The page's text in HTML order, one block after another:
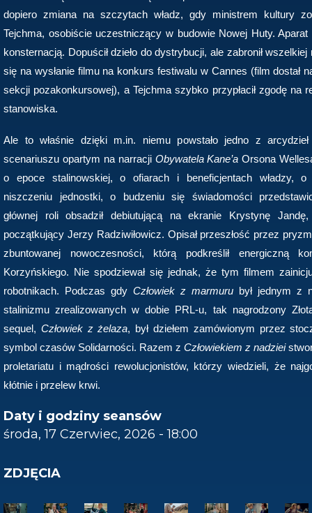
dopiero zmiana na szczytach władz, gdy ministrem kultury
Tejchma, osobiście uczestniczący w budowie Nowej Huty. Aparat
konsternacją. Dopuścił dzieło do dystrybucji, ale zabronił wszelkiej
się na wysłanie filmu na konkurs festiwalu w Cannes (film dostał
sekcji pozakonkursowej), a Tejchma szybko przypłacił zgodę na
stanowiska.
Ale to właśnie dzięki m.in. niemu powstało jedno z
scenariuszu opartym na narracji Obywatela Kane’a Orsona
o epoce stalinowskiej, o ofiarach i beneficjentach władzy, o
niszczeniu jednostki, o budzeniu się świadomości
głównej roli obsadził debiutującą na ekranie Krystynę
początkujący Jerzy Radziwiłowicz. Opisał przeszłość przez
zbuntowanej nowoczesności, którą podkreślił energiczną
Korzyńskiego. Nie spodziewał się jednak, że tym filmem
robotnikach. Podczas gdy Człowiek z marmuru był jednym z
stalinizmu zrealizowanych w dobie PRL-u, tak nagrodzony
sequel, Człowiek z żelaza, był dziełem zamówionym przez
symbol czasów Solidarności. Razem z Człowiekiem z nadziei
proletariatu i mądrości rewolucjonistów, którzy wiedzieli, że
kłótnie i przelew krwi.
Daty i godziny seansów
środa, 17 Czerwiec, 2026 - 18:00
ZDJĘCIA